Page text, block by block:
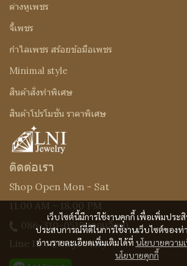
เว็บไซต์นี้มีการใช้งานคุกกี้ เพื่อเพิ่มประ
ประสบการณ์ที่ดีในการใช้งานเว็บไซต์ของท่
อ่านรายละเอียดเพิ่มเติมได้ที่ นโยบายความ
นโยบายคุกกี้
ต่างหูเพชร
จี้เพชร
กำไลเพชร สร้อยข้อมือเพชร
Minimal style
สินค้าสั่งทำพิเศษ
สินค้าโปรโมชั่น ราคาพิเศษ
ติดต่อเรา
Shop Open Mon - Sat
11.00 AM - 18.00 PM
086-310-0519(คุณเจี๊ยบ)
Line ID : @Lnijewelry